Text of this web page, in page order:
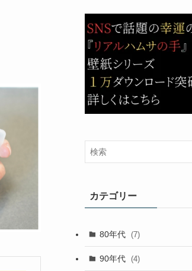
カテゴリー
80年代 (7)
90年代 (4)